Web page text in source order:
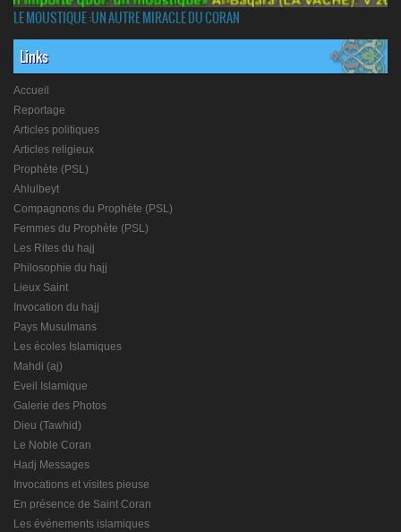
LE MOUSTIQUE :UN AUTRE MIRACLE DU CORAN
Links
Accueil
Reportage
Articles politiques
Articles religieux
Prophète (PSL)
Ahlulbeyt
Compagnons du Prophète (PSL)
Femmes du Prophète (PSL)
Les Rites du hajj
Philosophie du hajj
Lieux Saint
Invocation du hajj
Pays Musulmans
Les écoles Islamiques
Mahdi (aj)
Eveil Islamique
Galerie des Photos
Dieu (Tawhid)
Le Noble Coran
Hadj Messages
Invocations et visites pieuse
En présence de Saint Coran
Les événements islamiques